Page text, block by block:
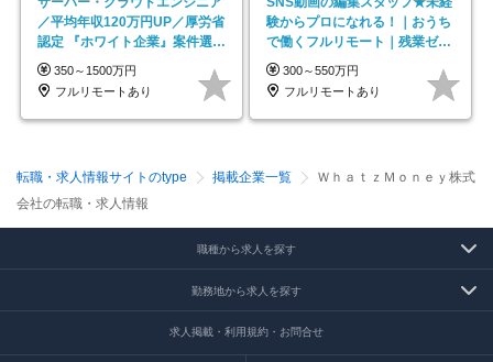
／平均年収120万円UP／厚労省
認定 『ホワイト企業』案件選択
制度／年休129日
350～1500万円
フルリモートあり
験からプロになれる！｜おうち
で働くフルリモート｜残業ゼロ
で18時退勤◎
300～550万円
フルリモートあり
転職・求人情報サイトのtype 掲載企業一覧
ＷｈａｔｚＭｏｎｅｙ株式
会社の転職・求人情報
職種から求人を探す
勤務地から求人を探す
求人掲載・利用規約・お問合せ